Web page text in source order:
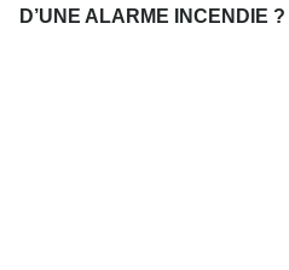
D’UNE ALARME INCENDIE ?